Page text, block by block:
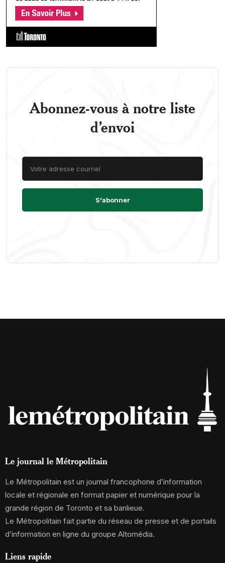
Abonnez-vous à notre liste
d’envoi
Le journal le Métropolitain
Le Métropolitain est un journal francophone d’information
locale et régionale en format papier et numérique pour la
grande région de Toronto et sa banlieue.
Le Métropolitain fait partie du réseau de presse et de portails
d’information en ligne du groupe Altomédia.
Liens rapide